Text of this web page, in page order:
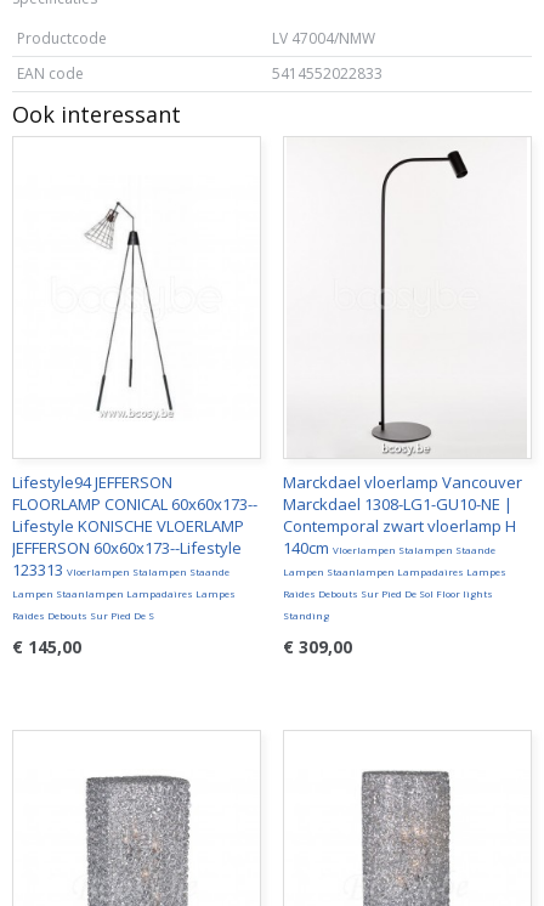
Productcode
LV 47004/NMW
EAN code
5414552022833
Ook interessant
Lifestyle94 JEFFERSON
FLOORLAMP CONICAL 60x60x173--
Lifestyle KONISCHE VLOERLAMP
JEFFERSON 60x60x173--Lifestyle
123313 Vloerlampen Stalampen Staande
Lampen Staanlampen Lampadaires Lampes
Raides Debouts Sur Pied De S
€ 145,00
Marckdael vloerlamp Vancouver
Marckdael 1308-LG1-GU10-NE |
Contemporal zwart vloerlamp H
140cm Vloerlampen Stalampen Staande
Lampen Staanlampen Lampadaires Lampes
Raides Debouts Sur Pied De Sol Floor lights
Standing
€ 309,00